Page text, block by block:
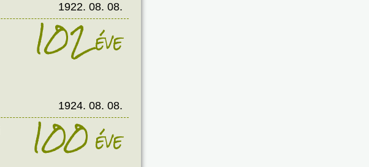
1922. 08. 08.
102éve
1924. 08. 08.
100éve